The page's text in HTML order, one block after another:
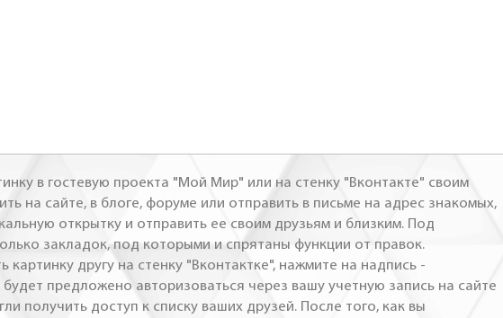
в гостевую проекта "Мой Мир" или на стенку "Вконтакте" своим
на сайте, в блоге, форуме или отправить в письме на адрес знакомых,
открытку и отправить ее своим друзьям и близким. Под
закладок, под которыми и спрятаны функции от правок.
картинку другу на стенку "Вконтактке", нажмите на надпись -
предложено авторизоваться через вашу учетную запись на сайте
получить доступ к списку ваших друзей. После того, как вы